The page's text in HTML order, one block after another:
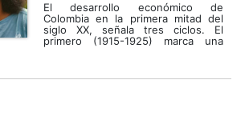
El desarrollo económico de
Colombia en la primera mitad del
siglo XX, señala tres ciclos. El
primero (1915-1925) marca una